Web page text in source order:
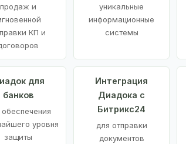
продаж и
КП и
уникальные
информационные
системы
для
банков
обеспечения
уровня
защиты
Интеграция
Диадока с
Битрикс24
для отправки
документов